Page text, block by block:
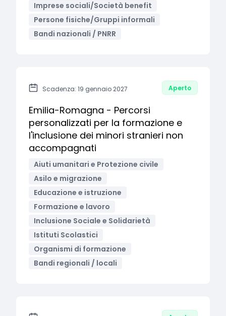
Imprese sociali/Società benefit
Persone fisiche/Gruppi informali
Bandi nazionali / PNRR
Scadenza: 19 gennaio 2027 Aperto
Emilia-Romagna - Percorsi
personalizzati per la formazione e
l'inclusione dei minori stranieri non
accompagnati
Aiuti umanitari e Protezione civile
Asilo e migrazione
Educazione e istruzione
Formazione e lavoro
Inclusione Sociale e Solidarietà
Istituti Scolastici
Organismi di formazione
Bandi regionali / locali